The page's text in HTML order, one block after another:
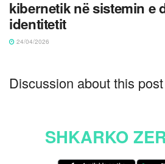
kibernetik në sistemin e
identitetit
24/04/2026
Discussion about this post
SHKARKO